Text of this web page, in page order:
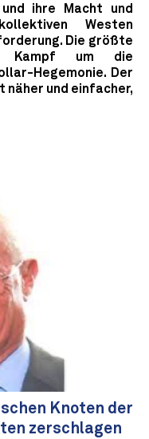
ihre Macht und
Westen
Die größte
Kampf um die
Hegemonie. Der
näher und einfacher,
Knoten der
zerschlagen